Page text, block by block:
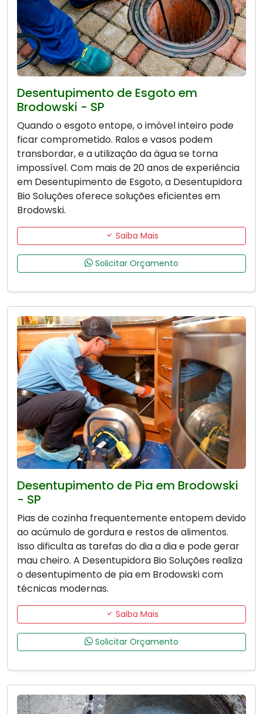
Desentupimento de Esgoto em
Brodowski - SP
Quando o esgoto entope, o imóvel inteiro pode
ficar comprometido. Ralos e vasos podem
transbordar, e a utilização da água se torna
impossível. Com mais de 20 anos de experiência
em Desentupimento de Esgoto, a Desentupidora
Bio Soluções oferece soluções eficientes em
Brodowski.
Saiba Mais
Solicitar Orçamento
Desentupimento de Pia em Brodowski
- SP
Pias de cozinha frequentemente entopem devido
ao acúmulo de gordura e restos de alimentos.
Isso dificulta as tarefas do dia a dia e pode gerar
mau cheiro. A Desentupidora Bio Soluções realiza
o desentupimento de pia em Brodowski com
técnicas modernas.
Saiba Mais
Solicitar Orçamento